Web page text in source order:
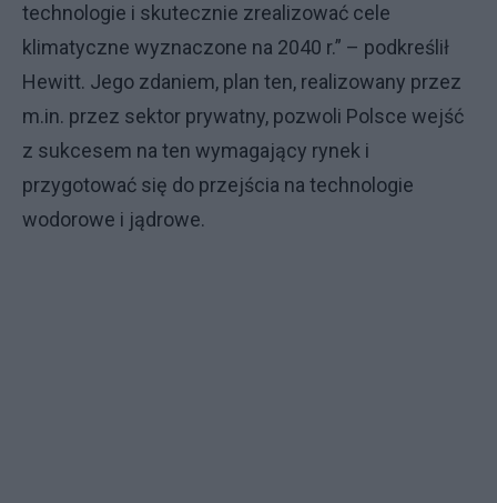
technologie i skutecznie zrealizować cele
klimatyczne wyznaczone na 2040 r.” – podkreślił
Hewitt. Jego zdaniem, plan ten, realizowany przez
m.in. przez sektor prywatny, pozwoli Polsce wejść
z sukcesem na ten wymagający rynek i
przygotować się do przejścia na technologie
wodorowe i jądrowe.